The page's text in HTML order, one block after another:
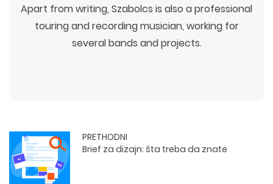
Apart from writing, Szabolcs is also a professional
touring and recording musician, working for
several bands and projects.
PRETHODNI
Brief za dizajn: šta treba da znate